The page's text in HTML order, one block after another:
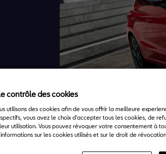
contrôle des cookies
utilisons des cookies afin de vous offrir la meilleure
vous avez le choix d'accepter tous les cookies, de
utilisation. Vous pouvez révoquer votre consentement à
sur les cookies utilisés et sur le droit de